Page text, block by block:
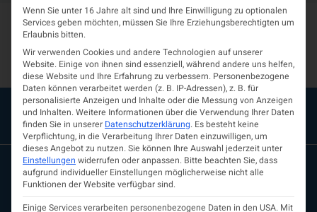
Dr. Hans Gildo
Lauchart
Wenn Sie unter 16 Jahre alt sind und Ihre Einwilligung zu optionalen
Services geben möchten, müssen Sie Ihre Erziehungsberechtigten um
Erlaubnis bitten.
Wir verwenden Cookies und andere Technologien auf unserer
Website. Einige von ihnen sind essenziell, während andere uns helfen,
diese Website und Ihre Erfahrung zu verbessern. Personenbezogene
Daten können verarbeitet werden (z. B. IP-Adressen), z. B. für
personalisierte Anzeigen und Inhalte oder die Messung von Anzeigen
und Inhalten.Weitere Informationen über die Verwendung Ihrer Daten
finden Sie in unserer Datenschutzerklärung. Es besteht keine
Verpflichtung, in die Verarbeitung Ihrer Daten einzuwilligen, um
dieses Angebot zu nutzen.Sie können Ihre Auswahl jederzeit unter
Einstellungen widerrufen oder anpassen. Bitte beachten Sie, dass
aufgrund individueller Einstellungen möglicherweise nicht alle
Funktionen der Website verfügbar sind.
Einige Services verarbeiten personenbezogene Daten in den USA. Mit